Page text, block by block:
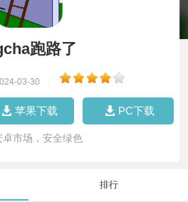
跑路了
03-30
苹果下载 PC下载
卓市场，安全绿色
排行